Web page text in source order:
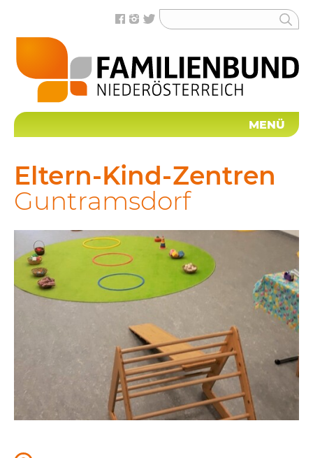
MENÜ
Eltern-Kind-Zentren
Guntramsdorf